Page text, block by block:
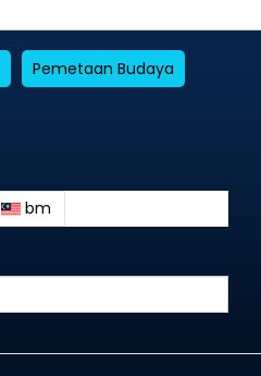
Pemetaan Budaya
bm